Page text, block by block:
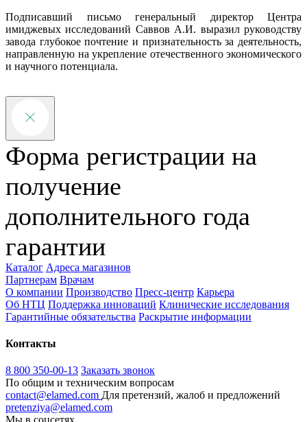
Подписавший письмо генеральный директор Центра
имиджевых исследований Саввов А.И. выразил руководству
завода глубокое почтение и признательность за деятельность,
направленную на укрепление отечественного экономического
и научного потенциала.
Форма регистрации на
получение
дополнительного года
гарантии
Каталог Адреса магазинов
Партнерам Врачам
О компании Производство Пресс-центр Карьера
Об НТЦ Поддержка инноваций Клинические исследования
Гарантийные обязательства Раскрытие информации
Контакты
8 800 350-00-13 Заказать звонок
По общим и техническим вопросам
contact@elamed.com Для претензий, жалоб и предложений
pretenziya@elamed.com